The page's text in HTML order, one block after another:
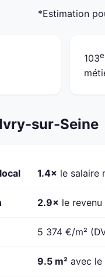
*Estimation
103e
sur-Seine
1.4× le salaire
2.9× le
5 374 €/m²
9.5 m² avec le